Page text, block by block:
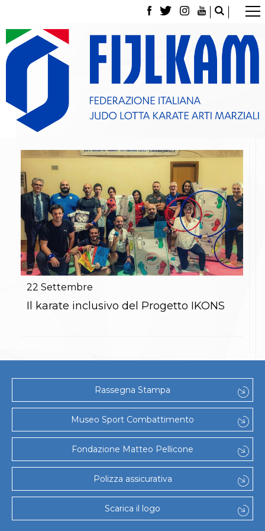
La Federazione
Tesseramento
Contatti
Norme e modulistica Affiliazioni e Tesseramenti
Classifica Società Sportive con più di 100 atleti
tesserati
Gare e Risultati
Archivio eventi
Partners
Trasparenza
Judo
La disciplina
News
Attività Didattica
Gare e Risultati
Albi Federali
Lotta
La disciplina
Albi Federali
La disciplina
News
Gare e Risultati
Attività Didattica
Albi Federali
Arti marziali
Aikido
Ju Jitsu
Sumo
Capoeira
Grappling
BJJ
22 Settembre
Il karate inclusivo del Progetto IKONS
Rassegna Stampa
Museo Sport Combattimento
Fondazione Matteo Pellicone
Polizza assicurativa
Scarica il logo